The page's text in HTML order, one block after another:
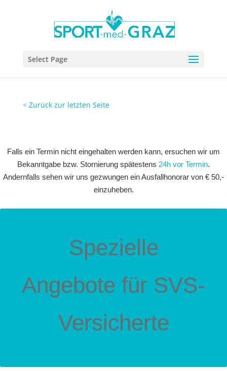
Select Page
< Zurück zur letzten Seite
Falls ein Termin nicht eingehalten werden kann, ersuchen wir um
Bekanntgabe bzw. Stornierung spätestens 24h vor Termin.
Andernfalls sehen wir uns gezwungen ein Ausfallhonorar von € 50,-
einzuheben.
Spezielle
Angebote für SVS-
Versicherte